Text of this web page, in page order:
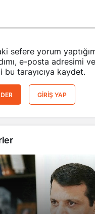
sefere yorum
e-posta adresimi
bu tarayıcıya kaydet.
GIRIŞ YAP